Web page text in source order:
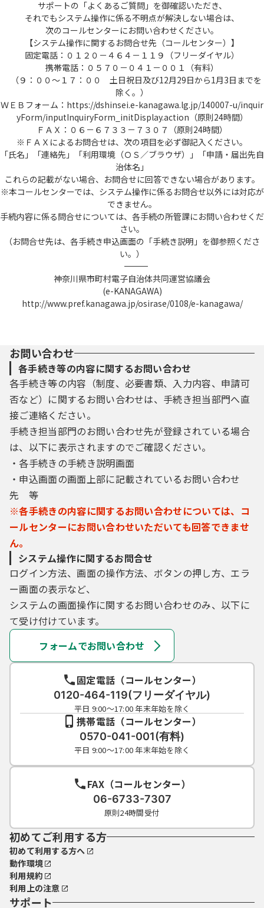
(12) 個人情報 本システムにおいて取り扱
う個人に関する情報(氏名、生年月日など特定
の個人を識別できるものをいいます。)をいい
ます。ただし、法人又は団体に関して記録さ
れた情報に含まれる当該法人又は団体の役員
に関する情報及び事業を営む個人の当該事業
に関する情報を除きます。
(13) ＷＥＢ面談 本システムと連携する外部
サービスを利用し、インターネットを通じて
実施する面談をいいます。なお、利用する外
部サービスはTeamsとします。
(14) 利用者情報 利用者が、本システムを利
用するために登録する情報をいい、利用者Ｉ
Ｄ及びパスワードを含みます。
(15) コールセンター 利用者からの本システ
ム利用上の問い合わせの受付及び回答を行う
機関をいいます。
(16) サービス提供事業者 本システムのサー
ビス提供をしている株式会社ＮＴＴデータ関
西をいいます。
※e-kanagawa電子申請は株式会社ＮＴＴデ
います。
（利用規約の同意）
があり、本規約に同意することができない場
合は、本システムをご利用いただくことはで
きません。なお、本システムを利用された方
は、本規約に同意したものとみなします。
第４条 本システムを利用して電子申請を行
う場合は、利用者たる本人が利用方法に従い
利用者登録を行うことができるものとしま
す。なお、この場合利用者が登録したメール
アドレスへＵＲＬを送信します。利用者は、
メールに記載されているＵＲＬにアクセス
を行います。
（ＧビズＩＤとの連携）
よりログインして、電子申請を行うことがで
きます。
２ ＧビズＩＤによりログインする場合は、
ＧビズＩＤに登録された利用者情報を取得し
て本システムでも使用します。
３ 本システムでは、手続により利用できる
ＧビズＩＤアカウントの種別を限定すること
があります。
第５条 県は、本システムにより利用者から
取得した個人情報については、個人情報の保
護に関する法律（平成15年法律第57号）に基
づいた保護及び適正管理を行います。また、
取得した個人情報は、法令の要請に基づくも
のを除き、目的外の利用及び第三者への提供
は行いません。
２ 県は、本システムを利用してＷＥＢ面談
を実施する場合は、個人情報等の重要情報を
保護するため、次に掲げる事項を遵守しま
(1) ＷＥＢ面談で利用する外部サービスを通
じた録画、録音及びファイル共有は行わない
こと。
(2) ＷＥＢ面談の通信経路は、国内のデータ
センター経由とすること。
(3) ＷＥＢ面談に意図しない第三者が参加し
ないよう、パスワードの設定及び入室を許可
制とすること。
サポートの「よくあるご質問」を御確認いただき、
それでもシステム操作に係る不明点が解決しない場合は、
次のコールセンターにお問い合わせください。
【システム操作に関するお問合せ先（コールセンター）】
固定電話：０１２０－４６４－１１９（フリーダイヤル）
携帯電話：０５７０－０４１－００１（有料）
（９：００～１７：００ 土日祝日及び12月29日から1月3日までを
除く。）
ＷＥＢフォーム：https://dshinsei.e-kanagawa.lg.jp/140007-u/inquir
yForm/inputInquiryForm_initDisplay.action（原則24時間）
ＦＡＸ：０６－６７３３－７３０７（原則24時間）
※ＦＡＸによるお問合せは、次の項目を必ず御記入ください。
「氏名」「連絡先」「利用環境（ＯＳ／ブラウザ）」「申請・届出先自
治体名」
これらの記載がない場合、お問合せに回答できない場合があります。
※本コールセンターでは、システム操作に係るお問合せ以外には対応が
できません。
手続内容に係る問合せについては、各手続の所管課にお問い合わせくだ
さい。
（お問合せ先は、各手続き申込画面の「手続き説明」を御参照くださ
い。）
――――――――――――――――――――――――――――――――――――――――――――――――――
神奈川県市町村電子自治体共同運営協議会
(e-KANAGAWA)
http://www.pref.kanagawa.jp/osirase/0108/e-kanagawa/
お問い合わせ
各手続き等の内容に関するお問い合わせ
各手続き等の内容（制度、必要書類、入力内容、申請可
否など）に関するお問い合わせは、手続き担当部門へ直
接ご連絡ください。
手続き担当部門のお問い合わせ先が登録されている場合
は、以下に表示されますのでご確認ください。
・各手続きの手続き説明画面
・申込画面の画面上部に記載されているお問い合わせ
先 等
※各手続きの内容に関するお問い合わせについては、コ
ールセンターにお問い合わせいただいても回答できませ
ん。
システム操作に関するお問合せ
ログイン方法、画面の操作方法、ボタンの押し方、エラ
ー画面の表示など、
システムの画面操作に関するお問い合わせのみ、以下に
て受け付けています。
フォームでお問い合わせ
固定電話（コールセンター）
0120-464-119(フリーダイヤル)
平日 9:00～17:00 年末年始を除く
携帯電話（コールセンター）
0570-041-001(有料)
平日 9:00～17:00 年末年始を除く
FAX（コールセンター）
06-6733-7307
原則24時間受付
初めてご利用する方
初めて利用する方へ
動作環境
利用規約
利用上の注意
サポート